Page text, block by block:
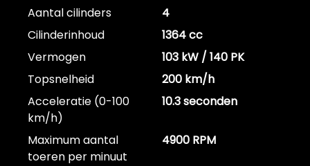
Aantal cilinders
4
Cilinderinhoud
1364 cc
Vermogen
103 kW / 140 PK
Topsnelheid
200 km/h
Acceleratie (0-100
km/h)
10.3 seconden
Maximum aantal
toeren per minuut
4900 RPM